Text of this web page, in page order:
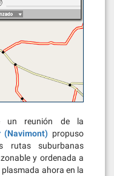
un reunión de la
(Navimont) propuso
rutas suburbanas
y ordenada a
ahora en la